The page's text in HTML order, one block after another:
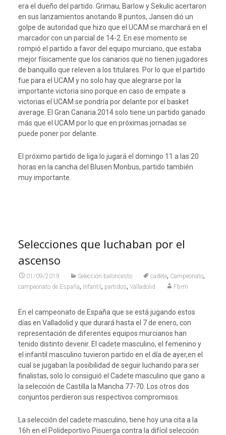
era el dueño del partido. Grimau, Barlow y Sekulic acertaron
en sus lanzamientos anotando 8 puntos, Jansen dió un
golpe de autoridad que hizo que el UCAM se marchará en el
marcador con un parcial de 14-2. En ese momento se
rompió el partido a favor del equipo murciano, que estaba
mejor físicamente que los canarios que no tienen jugadores
de banquillo que releven a los titulares. Por lo que el partido
fue para el UCAM y no solo hay que alegrarse por la
importante victoria sino porque en caso de empate a
victorias el UCAM se pondría por delante por el basket
average. El Gran Canaria 2014 solo tiene un partido ganado
más que el UCAM por lo que en próximas jornadas se
puede poner por delante.
El próximo partido de liga lo jugará el domingo 11 a las 20
horas en la cancha del Blusen Monbus, partido también
muy importante.
Selecciones que luchaban por el
ascenso
01/09/2019 Selección baloncesto cadete, Campeonato,
campeonato de España, Infantil , partidos, Valladolid Fbrm
En el campeonato de España que se está jugando estos
días en Valladolid y que durará hasta el 7 de enero, con
representación de diferentes equipos murcianos han
tenido distinto devenir. El cadete masculino, el femenino y
el infantil masculino tuvieron partido en el día de ayer,en el
cual se jugaban la posibilidad de seguir luchando para ser
finalistas, solo lo consiguió el Cadete masculino que gano a
la selección de Castilla la Mancha 77-70. Los otros dos
conjuntos perdieron sus respectivos compromisos.
La selección del cadete masculino, tiene hoy una cita a la
16h en el Polideportivo Pisuerga contra la difícil selección